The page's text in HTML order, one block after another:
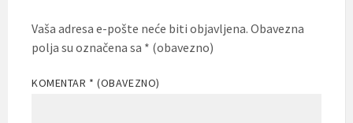
Vaša adresa e-pošte neće biti objavljena. Obavezna
polja su označena sa * (obavezno)
KOMENTAR * (OBAVEZNO)